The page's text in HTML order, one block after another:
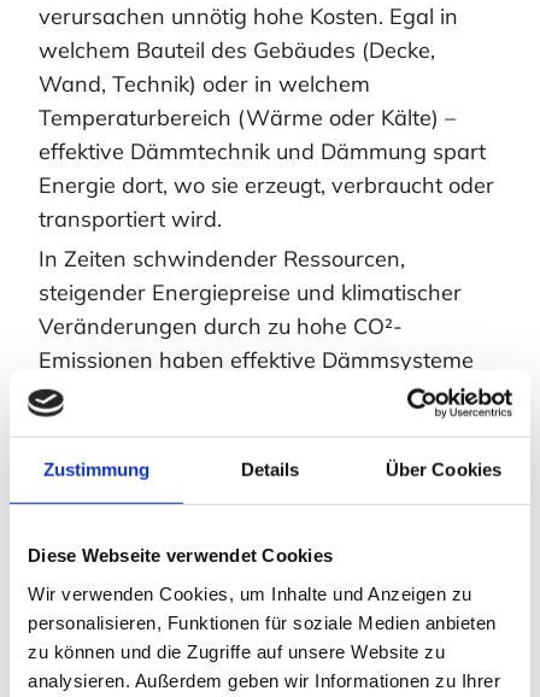
Zustimmung Details Über Cookies
Diese Webseite verwendet Cookies
Wir verwenden Cookies, um Inhalte und Anzeigen zu
personalisieren, Funktionen für soziale Medien anbieten
zu können und die Zugriffe auf unsere Website zu
analysieren. Außerdem geben wir Informationen zu Ihrer
verursachen unnötig hohe Kosten. Egal in
welchem Bauteil des Gebäudes (Decke,
Wand, Technik) oder in welchem
Temperaturbereich (Wärme oder Kälte) –
effektive Dämmtechnik und Dämmung spart
Energie dort, wo sie erzeugt, verbraucht oder
transportiert wird.
In Zeiten schwindender Ressourcen,
steigender Energiepreise und klimatischer
Veränderungen durch zu hohe CO²-
Emissionen haben effektive Dämmsysteme
enorme Bedeutung.
Wer dämmt, handelt
verantwortungsbewusst, zukunftsorientiert
und kostensparend!